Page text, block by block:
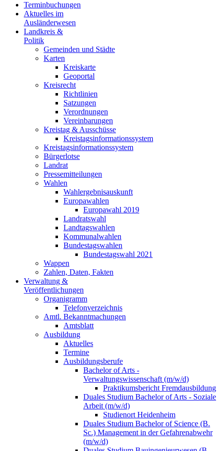
Terminbuchungen
Aktuelles im
Ausländerwesen
Landkreis &
Politik
Gemeinden und Städte
Karten
Kreiskarte
Geoportal
Kreisrecht
Richtlinien
Satzungen
Verordnungen
Vereinbarungen
Kreistag & Ausschüsse
Kreistagsinformationssystem
Kreistagsinformationssystem
Bürgerlotse
Landrat
Pressemitteilungen
Wahlen
Wahlergebnisauskunft
Europawahlen
Europawahl 2019
Landratswahl
Landtagswahlen
Kommunalwahlen
Bundestagswahlen
Bundestagswahl 2021
Wappen
Zahlen, Daten, Fakten
Verwaltung &
Veröffentlichungen
Organigramm
Telefonverzeichnis
Amtl. Bekanntmachungen
Amtsblatt
Ausbildung
Aktuelles
Termine
Ausbildungsberufe
Bachelor of Arts -
Verwaltungswissenschaft (m/w/d)
Praktikumsbericht Fremdausbildung
Duales Studium Bachelor of Arts - Soziale
Arbeit (m/w/d)
Studienort Heidenheim
Duales Studium Bachelor of Science (B.
Sc.) Management in der Gefahrenabwehr
(m/w/d)